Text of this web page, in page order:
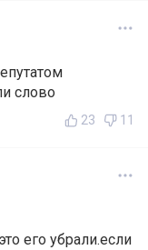
слово
23 11
его убрали.если